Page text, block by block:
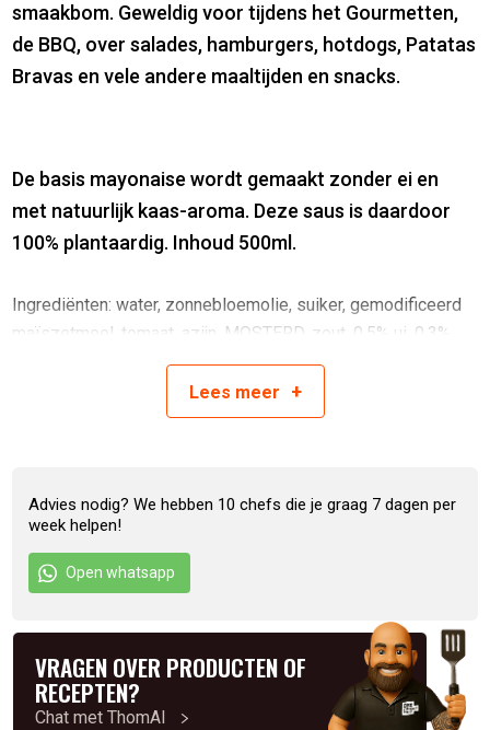
smaakbom. Geweldig voor tijdens het Gourmetten,
de BBQ, over salades, hamburgers, hotdogs, Patatas
Bravas en vele andere maaltijden en snacks.
De basis mayonaise wordt gemaakt zonder ei en
met natuurlijk kaas-aroma. Deze saus is daardoor
100% plantaardig. Inhoud 500ml.
Ingrediënten: water, zonnebloemolie, suiker, gemodificeerd
maïszetmeel, tomaat, azijn, MOSTERD, zout, 0,5% ui, 0,3%
knoflook, natuurlijke aroma’s (BEVAT SELDERIJ),
verdikkingsmiddel (xanthaangom), balsamicoazijn,
gemodificeerd aardappelzetmeel, kleurstof (natuurlijk
antioxidanten (calcium EDTA).
Allergenen: Mosterd en selderij
Artikelnummer: 8720256492702
Lees meer +
Advies nodig? We hebben 10 chefs die je graag 7 dagen per
week helpen!
Open whatsapp
VRAGEN OVER PRODUCTEN OF
RECEPTEN?
Chat met ThomAI